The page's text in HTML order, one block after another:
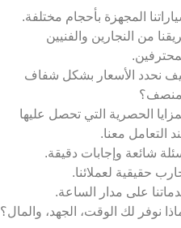
المجهزة بأحجام مختلفة.
من النجارين والفنيين
نحدد الأسعار بشكل شفاف
الحصرية التي تحصل عليها
التعامل معنا.
شائعة وإجابات دقيقة.
حقيقية لعملائنا.
على مدار الساعة.
نوفر لك الوقت، الجهد، والمال؟